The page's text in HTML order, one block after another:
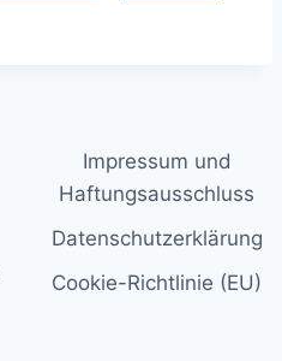
Impressum und
Haftungsausschluss
Datenschutzerklärung
Cookie-Richtlinie (EU)